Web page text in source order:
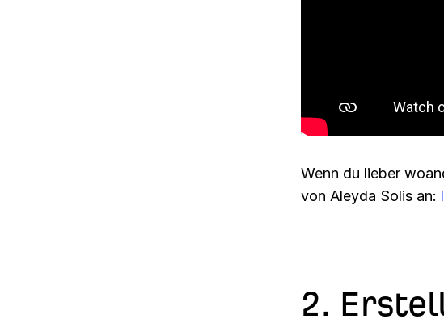
Wenn du lieber
von Aleyda Solis an:
2.